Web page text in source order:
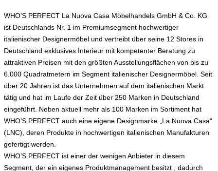
WHO’S PERFECT La Nuova Casa Möbelhandels GmbH & Co. KG
ist Deutschlands Nr. 1 im Premiumsegment hochwertiger
italienischer Designermöbel und vertreibt über seine 12 Stores in
Deutschland exklusives Interieur mit kompetenter Beratung zu
attraktiven Preisen mit den größten Ausstellungsflächen von bis zu
6.000 Quadratmetern im Segment italienischer Designermöbel. Seit
über 20 Jahren ist das Unternehmen auf dem italienischen Markt
tätig und hat im Laufe der Zeit über 250 Marken in Deutschland
eingeführt. Neben aktuell mehr als 100 Marken im Sortiment hat
WHO’S PERFECT auch eine eigene Designmarke „La Nuova Casa“
(LNC), deren Produkte in hochwertigen italienischen Manufakturen
gefertigt werden.
WHO’S PERFECT ist einer der wenigen Anbieter in diesem
Segment, der ein eigenes Produktmanagement besitzt , dadurch